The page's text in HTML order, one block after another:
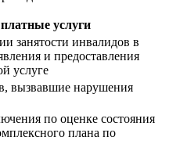
услуги
занятости инвалидов в
и предоставления
услуге
вызвавшие нарушения
по оценке состояния
плана по